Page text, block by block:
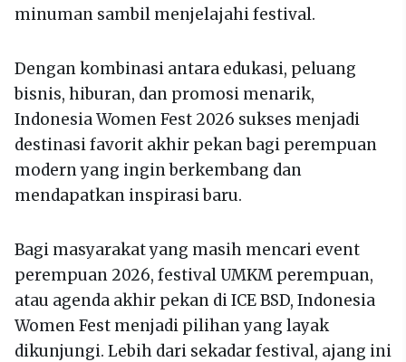
minuman sambil menjelajahi festival.
Dengan kombinasi antara edukasi, peluang
bisnis, hiburan, dan promosi menarik,
Indonesia Women Fest 2026 sukses menjadi
destinasi favorit akhir pekan bagi perempuan
modern yang ingin berkembang dan
mendapatkan inspirasi baru.
Bagi masyarakat yang masih mencari event
perempuan 2026, festival UMKM perempuan,
atau agenda akhir pekan di ICE BSD, Indonesia
Women Fest menjadi pilihan yang layak
dikunjungi. Lebih dari sekadar festival, ajang ini